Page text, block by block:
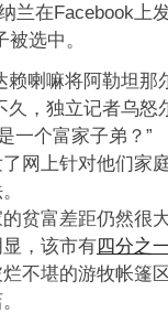
兰在Facebook上
被选中。
赖喇嘛将阿勒坦那
久，独立记者乌怒
一个富家子弟？”
网上针对他们家
贫富差距仍然很
，该市有四分之
不堪的游牧帐篷